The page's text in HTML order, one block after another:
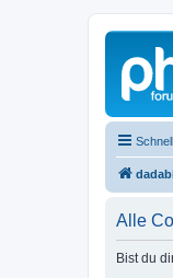
Alle
Bist du